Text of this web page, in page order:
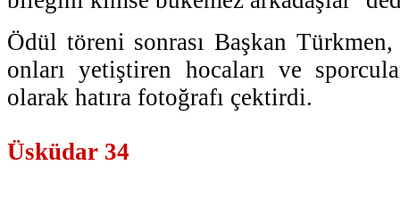
Ödül töreni sonrası Başkan
onları yetiştiren hocaları ve
olarak hatıra fotoğrafı çektirdi.
Üsküdar 34